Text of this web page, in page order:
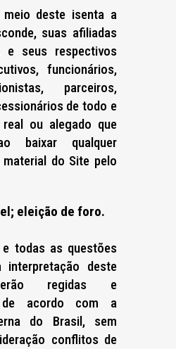
deste isenta a
suas afiliadas
e seus respectivos
funcionários,
parceiros,
de todo e
real ou alegado que
baixar qualquer
do Site pelo
eleição de foro.
todas as questões
interpretação deste
regidas e
de acordo com a
do Brasil, sem
conflitos de